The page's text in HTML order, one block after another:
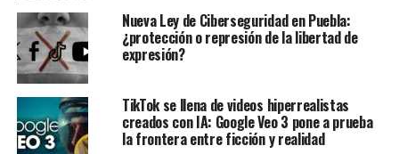
Nueva Ley de Ciberseguridad en Puebla:
¿protección o represión de la libertad de
expresión?
TikTok se llena de videos hiperrealistas
creados con IA: Google Veo 3 pone a prueba
la frontera entre ficción y realidad